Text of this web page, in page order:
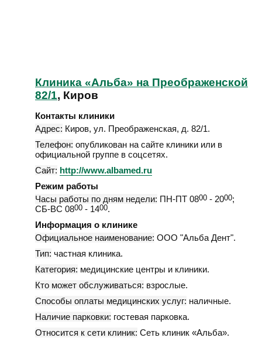
Клиника «Альба» на Преображенской
82/1, Киров
Контакты клиники
Адрес: Киров, ул. Преображенская, д. 82/1.
Телефон: опубликован на сайте клиники или в
официальной группе в соцсетях.
Сайт: http://www.albamed.ru
Режим работы
Часы работы по дням недели: ПН-ПТ 0800 - 2000;
СБ-ВС 0800 - 1400.
Информация о клинике
Официальное наименование: ООО "Альба Дент".
Тип: частная клиника.
Категория: медицинские центры и клиники.
Кто может обслуживаться: взрослые.
Способы оплаты медицинских услуг: наличные.
Наличие парковки: гостевая парковка.
Относится к сети клиник: Сеть клиник «Альба».